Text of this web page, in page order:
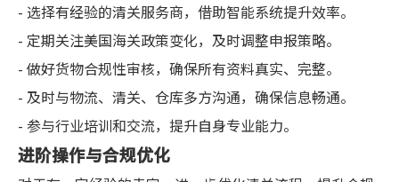
- 选择有经验的清关服务商，借助智能系统提升效率。
- 定期关注美国海关政策变化，及时调整申报策略。
- 做好货物合规性审核，确保所有资料真实、完整。
- 及时与物流、清关、仓库多方沟通，确保信息畅通。
- 参与行业培训和交流，提升自身专业能力。
进阶操作与合规优化